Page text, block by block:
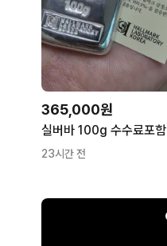
365,000원
실버바 100g 수수료포함
23시간 전